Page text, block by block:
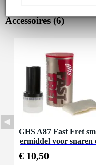
Accessoires (6)
GHS A87 Fast Fret
ermiddel voor snaren
€ 10,50